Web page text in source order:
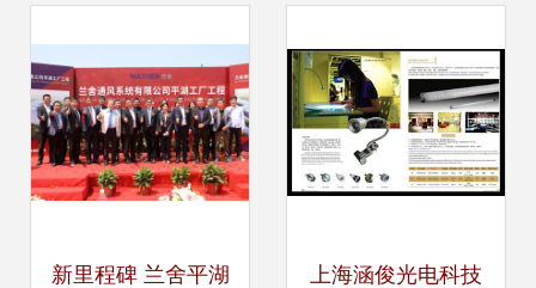
询赋能女性新生 解析
新里程碑 兰舍平湖 上海涵俊光电科技